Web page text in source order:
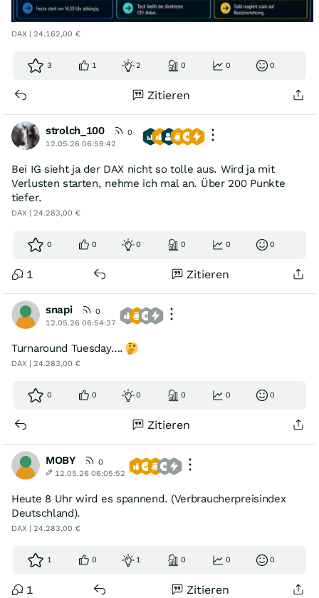
DAX | 24.162,00 €
3 1 2 0 0 0
Zitieren
strolch_100
0
12.05.26 06:59:42
Bei IG sieht ja der DAX nicht so tolle aus. Wird ja mit
Verlusten starten, nehme ich mal an. Über 200 Punkte
tiefer.
DAX | 24.283,00 €
0 0 0 0 0 0
1 Zitieren
snapi
0
12.05.26 06:54:37
Turnaround Tuesday….
DAX | 24.283,00 €
0 0 0 0 0 0
Zitieren
MOBY
0
12.05.26 06:05:52
Heute 8 Uhr wird es spannend. (Verbraucherpreisindex
Deutschland).
DAX | 24.283,00 €
1 0 1 0 0 0
1 Zitieren